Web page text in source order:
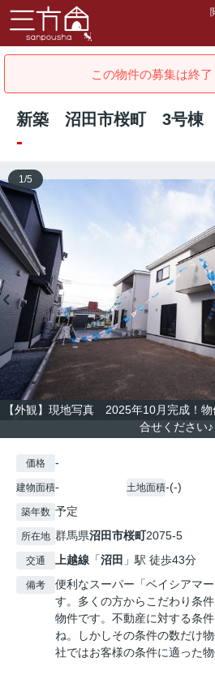
この物件の募集は終了
新築 沼田市桜町 3号棟
-
【外観】現地写真 2025年10月完成！
合せください
1/5
価格 -
建物面積- 土地面積-(-)
築年数 予定
所在地 群馬県沼田市桜町2075-5
交通 上越線 「沼田 」駅 徒歩43分
備考
便利なスーパー「ベイシアマ
す。多くの方からこだわり条
物件です。不動産に対する条
ね。しかしその条件の数だけ
社ではお客様の条件に適った物